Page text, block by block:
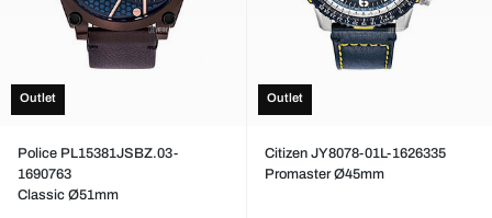
Outlet
Police PL15381JSBZ.03-
1690763
Classic Ø51mm
Outlet
Citizen JY8078-01L-1626335
Promaster Ø45mm